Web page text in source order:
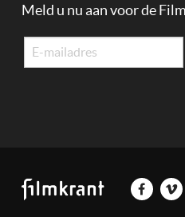
Meld u nu aan voor de